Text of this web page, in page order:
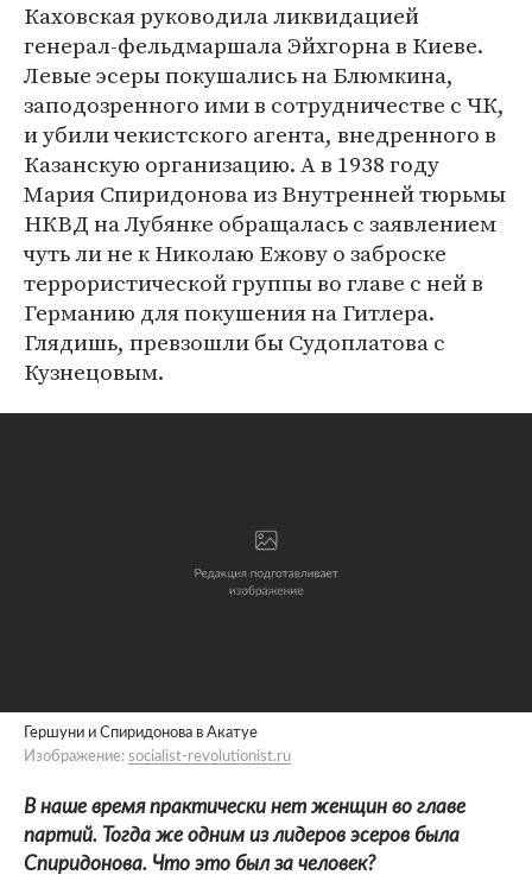
Каховская руководила ликвидацией
генерал-фельдмаршала Эйхгорна в Киеве.
Левые эсеры покушались на Блюмкина,
заподозренного ими в сотрудничестве с ЧК,
и убили чекистского агента, внедренного в
Казанскую организацию. А в 1938 году
Мария Спиридонова из Внутренней тюрьмы
НКВД на Лубянке обращалась с заявлением
чуть ли не к Николаю Ежову о заброске
террористической группы во главе с ней в
Германию для покушения на Гитлера.
Глядишь, превзошли бы Судоплатова с
Кузнецовым.
Гершуни и Спиридонова в Акатуе
Изображение: socialist-revolutionist.ru
В наше время практически нет женщин во главе
партий. Тогда же одним из лидеров эсеров была
Спиридонова. Что это был за человек?